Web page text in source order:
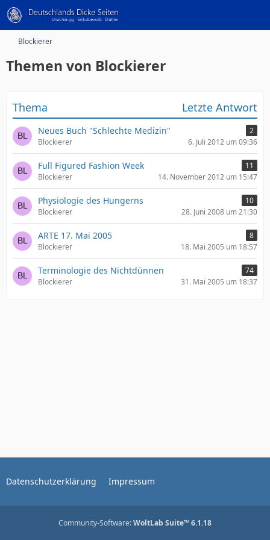
Blockierer
Themen von Blockierer
Thema Letzte Antwort
Neues Buch "Schlechte Medizin"
2
Blockierer
6. Juli 2012 um 09:36
Full Figured Fashion Week
11
Blockierer
14. November 2012 um 15:47
Physiologie des Hungerns
10
Blockierer
28. Juni 2008 um 21:30
ARTE 17. Mai 2005
8
Blockierer
18. Mai 2005 um 18:57
Terminologie des Nichtdünnen
74
Blockierer
31. Mai 2005 um 18:37
Datenschutzerklärung Impressum
Community-Software:WoltLab Suite™ 6.1.18